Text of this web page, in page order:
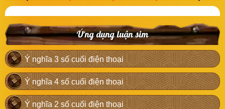
Ứng dụng luận sim
Ý nghĩa 3 số cuối điện thoại
Ý nghĩa 4 số cuối điện thoại
Ý nghĩa 2 số cuối điện thoại